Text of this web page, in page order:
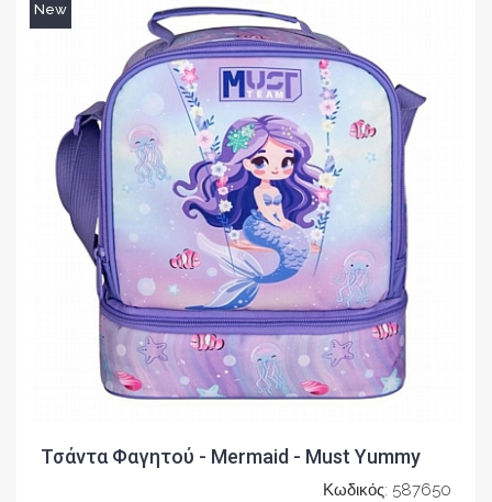
New
Τσάντα Φαγητού - Mermaid - Must Yummy
Κωδικός: 587650